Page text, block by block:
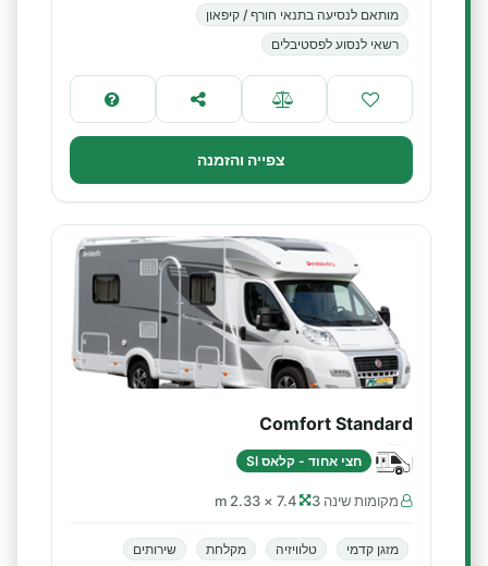
מותאם לנסיעה בתנאי חורף / קיפאון
רשאי לנסוע לפסטיבלים
צפייה והזמנה
Comfort Standard
חצי אחוד - קלאס SI
מקומות שינה 3 7.4 × 2.33 m
מזגן קדמי טלוויזיה מקלחת שירותים